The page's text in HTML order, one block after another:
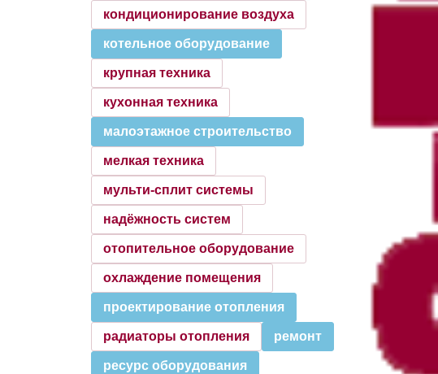
кондиционирование воздуха
котельное оборудование
крупная техника
кухонная техника
малоэтажное строительство
мелкая техника
мульти-сплит системы
надёжность систем
отопительное оборудование
охлаждение помещения
проектирование отопления
радиаторы отопления ремонт
ресурс оборудования